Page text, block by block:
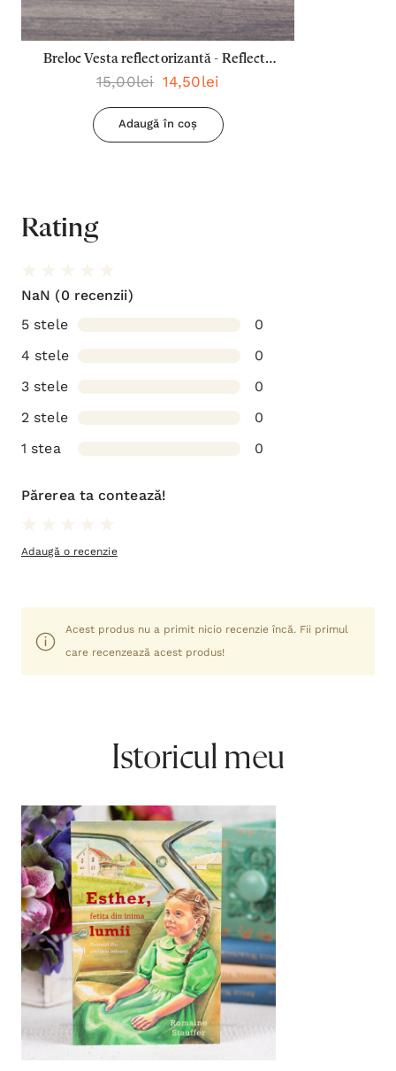
Breloc Vesta reflectorizantă - Reflecta
lumina oriunde mergi
15,00lei 14,50lei
Adaugă în coș
Rating
NaN (0 recenzii)
5 stele
0
4 stele
0
3 stele
0
2 stele
0
1 stea
0
Părerea ta contează!
Adaugă o recenzie
Acest produs nu a primit nicio recenzie încă. Fii primul
care recenzează acest produs!
Istoricul meu